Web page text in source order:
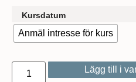
Kursdatum
Anmäl intresse för kurs
Lägg till i